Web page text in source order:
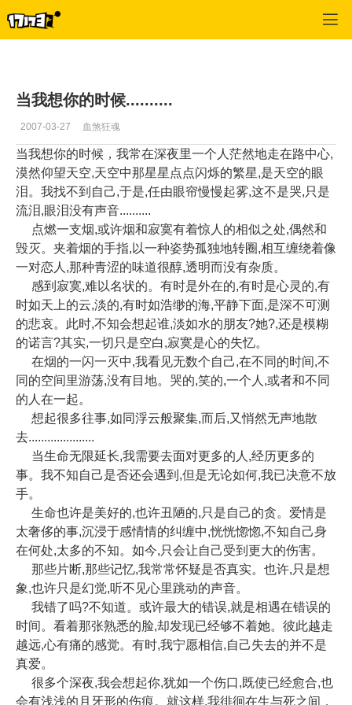
当我想你的时候..........
2007-03-27 血煞狂魂
当我想你的时候，我常在深夜里一个人茫然地走在路中心,
漠然仰望天空,天空中那星星点点闪烁的繁星,是天空的眼
泪。我找不到自己,于是,任由眼帘慢慢起雾,这不是哭,只是
流泪,眼泪没有声音..........
点燃一支烟,或许烟和寂寞有着惊人的相似之处,偶然和
毁灭。夹着烟的手指,以一种姿势孤独地转圈,相互缠绕着像
一对恋人,那种青涩的味道很醇,透明而没有杂质。
感到寂寞,难以名状的。有时是外在的,有时是心灵的,有
时如天上的云,淡的,有时如浩缈的海,平静下面,是深不可测
的悲哀。此时,不知会想起谁,淡如水的朋友?她?,还是模糊
的诺言?其实,一切只是空白,寂寞是心的失忆。
在烟的一闪一灭中,我看见无数个自己,在不同的时间,不
同的空间里游荡,没有目地。哭的,笑的,一个人,或者和不同
的人在一起。
想起很多往事,如同浮云般聚集,而后,又悄然无声地散
去.....................
当生命无限延长,我需要去面对更多的人,经历更多的
事。我不知自己是否还会遇到,但是无论如何,我已决意不放
手。
生命也许是美好的,也许丑陋的,只是自己的贪。爱情是
太奢侈的事,沉浸于感情情的纠缠中,恍恍惚惚,不知自己身
在何处,太多的不知。如今,只会让自己受到更大的伤害。
那些片断,那些记忆,我常常怀疑是否真实。也许,只是想
象,也许只是幻觉,听不见心里跳动的声音。
我错了吗?不知道。或许最大的错误,就是相遇在错误的
时间。看着那张熟悉的脸,却发现已经够不着她。彼此越走
越远,心有痛的感觉。有时,我宁愿相信,自己失去的并不是
真爱。
很多个深夜,我会想起你,犹如一个伤口,既使已经愈合,也
会有浅浅的月牙形的伤痕。就这样,我徘徊在生与死之间，